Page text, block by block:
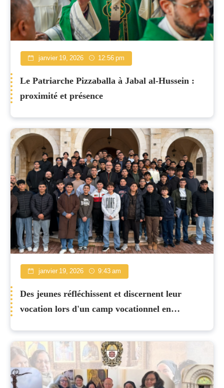
janvier 19, 2026 12:56 pm
Le Patriarche Pizzaballa à Jabal al-Hussein :
proximité et présence
janvier 19, 2026 9:43 am
Des jeunes réfléchissent et discernent leur
vocation lors d'un camp vocationnel en